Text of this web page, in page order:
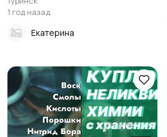
1 год назад
Екатерина